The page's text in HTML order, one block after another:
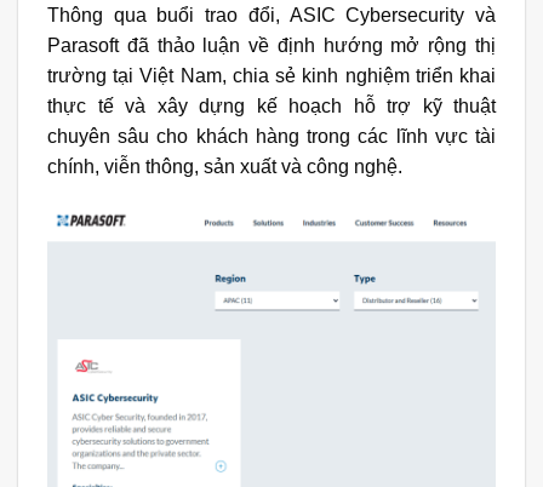
Thông qua buổi trao đổi, ASIC Cybersecurity và
Parasoftđã thảo luận về định hướng mở rộng thị
trường tại Việt Nam, chia sẻ kinh nghiệm triển khai
thực tế và xây dựng kế hoạch hỗ trợ kỹ thuật
chuyên sâu cho khách hàng trong các lĩnh vực tài
chính, viễn thông, sản xuất và công nghệ.